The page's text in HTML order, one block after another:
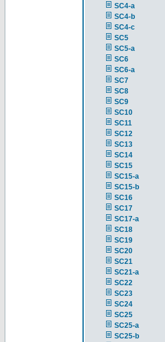
SC4-a
SC4-b
SC4-c
SC5
SC5-a
SC6
SC6-a
SC7
SC8
SC9
SC10
SC11
SC12
SC13
SC14
SC15
SC15-a
SC15-b
SC16
SC17
SC17-a
SC18
SC19
SC20
SC21
SC21-a
SC22
SC23
SC24
SC25
SC25-a
SC25-b